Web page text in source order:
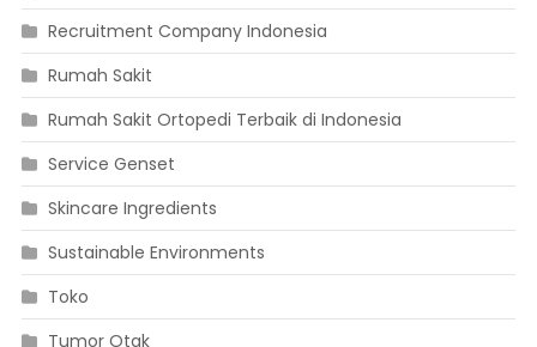
Recruitment Company Indonesia
Rumah Sakit
Rumah Sakit Ortopedi Terbaik di Indonesia
Service Genset
Skincare Ingredients
Sustainable Environments
Toko
Tumor Otak